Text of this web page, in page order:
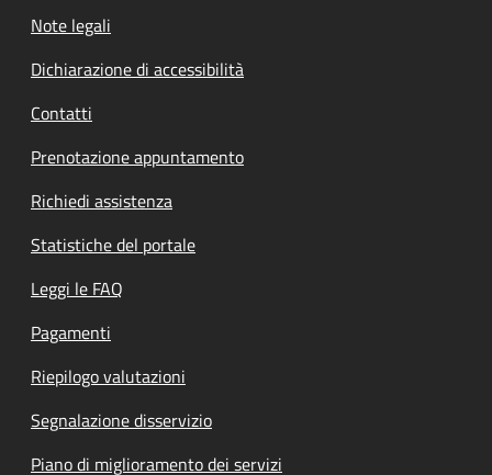
Note legali
Dichiarazione di accessibilità
Contatti
Prenotazione appuntamento
Richiedi assistenza
Statistiche del portale
Leggi le FAQ
Pagamenti
Riepilogo valutazioni
Segnalazione disservizio
Piano di miglioramento dei servizi